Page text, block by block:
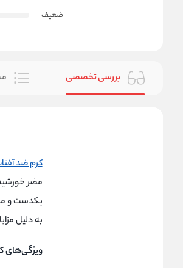
ضعیف
بررسی تخصصی
کرم ضد
مضر
یکدست و
به دلیل
ویژگی‌های